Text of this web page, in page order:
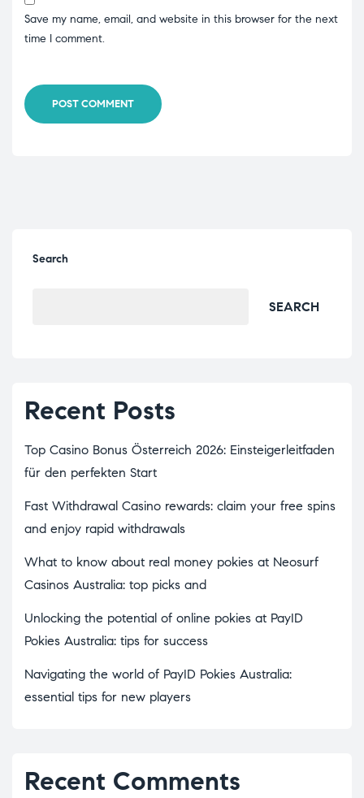
Save my name, email, and website in this browser for the next
time I comment.
POST COMMENT
Search
SEARCH
Recent Posts
Top Casino Bonus Österreich 2026: Einsteigerleitfaden
für den perfekten Start
Fast Withdrawal Casino rewards: claim your free spins
and enjoy rapid withdrawals
What to know about real money pokies at Neosurf
Casinos Australia: top picks and
Unlocking the potential of online pokies at PayID
Pokies Australia: tips for success
Navigating the world of PayID Pokies Australia:
essential tips for new players
Recent Comments